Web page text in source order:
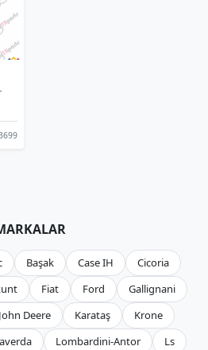
Başak Case IH
Cicoria
Fiat Ford
Gallignani
John Deere Karataş
Krone
Lombardini-Antor
Ls